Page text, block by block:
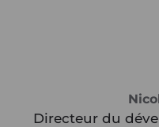
Directeur du